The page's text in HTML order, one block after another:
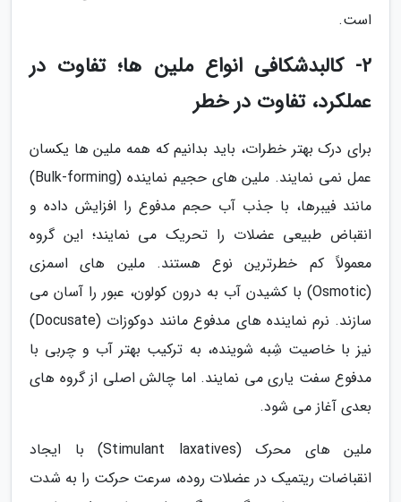
است.
2- کالبدشکافی انواع ملین ها؛ تفاوت در
عملکرد، تفاوت در خطر
برای درک بهتر خطرات، باید بدانیم که همه ملین ها یکسان
عمل نمی نمایند. ملین های حجیم نماینده (Bulk-forming)
مانند فیبرها، با جذب آب حجم مدفوع را افزایش داده و
انقباض طبیعی عضلات را تحریک می نمایند؛ این گروه
معمولاً کم خطرترین نوع هستند. ملین های اسمزی
(Osmotic) با کشیدن آب به درون کولون، عبور را آسان می
سازند. نرم نماینده های مدفوع مانند دوکوزات (Docusate)
نیز با خاصیت شِبه شوینده، به ترکیب بهتر آب و چربی با
مدفوع سفت یاری می نمایند. اما چالش اصلی از گروه های
بعدی آغاز می شود.
ملین های محرک (Stimulant laxatives) با ایجاد
انقباضات ریتمیک در عضلات روده، سرعت حرکت را به شدت